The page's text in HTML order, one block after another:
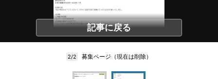
記事に戻る
2/2 募集ページ（現在は削除）